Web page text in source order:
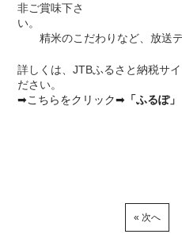
非ご賞味下さ
い
精米のこだわりなど、放送デ
詳しくは、JTBふるさと納税サ
ださい。
➡こちらをクリック➡ 「ふるぽ
« 次へ